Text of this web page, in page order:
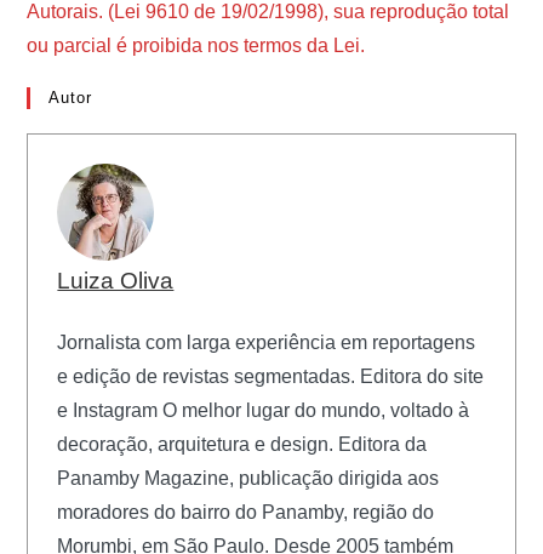
Autorais. (Lei 9610 de 19/02/1998), sua reprodução total
ou parcial é proibida nos termos da Lei.
Autor
Luiza Oliva
Jornalista com larga experiência em reportagens
e edição de revistas segmentadas. Editora do site
e Instagram O melhor lugar do mundo, voltado à
decoração, arquitetura e design. Editora da
Panamby Magazine, publicação dirigida aos
moradores do bairro do Panamby, região do
Morumbi, em São Paulo. Desde 2005 também